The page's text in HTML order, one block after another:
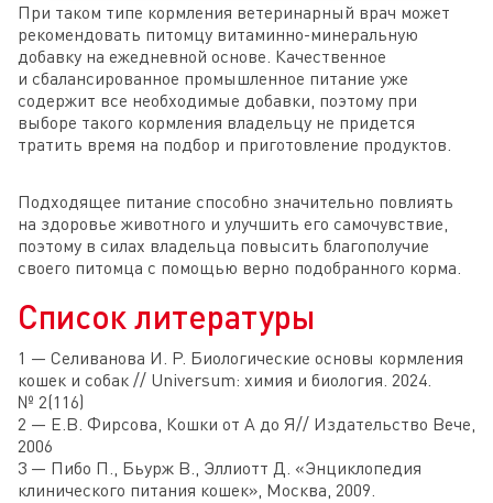
При таком типе кормления ветеринарный врач может
рекомендовать питомцу витаминно-минеральную
добавку на ежедневной основе. Качественное
и сбалансированное промышленное питание уже
содержит все необходимые добавки, поэтому при
выборе такого кормления владельцу не придется
тратить время на подбор и приготовление продуктов.
Подходящее питание способно значительно повлиять
на здоровье животного и улучшить его самочувствие,
поэтому в силах владельца повысить благополучие
своего питомца с помощью верно подобранного корма.
Список литературы
1 — Селиванова И. Р. Биологические основы кормления
кошек и собак // Universum: химия и биология. 2024.
№ 2(116)
2 — Е.В. Фирсова, Кошки от А до Я// Издательство Вече,
2006
3 — Пибо П., Бьурж В., Эллиотт Д. «Энциклопедия
клинического питания кошек», Москва, 2009.